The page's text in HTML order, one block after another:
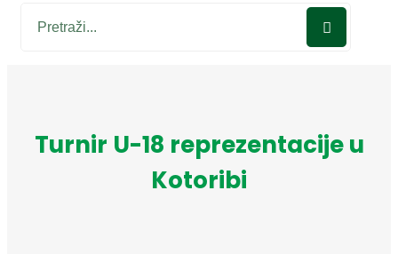
Turnir U-18 reprezentacije u
Kotoribi